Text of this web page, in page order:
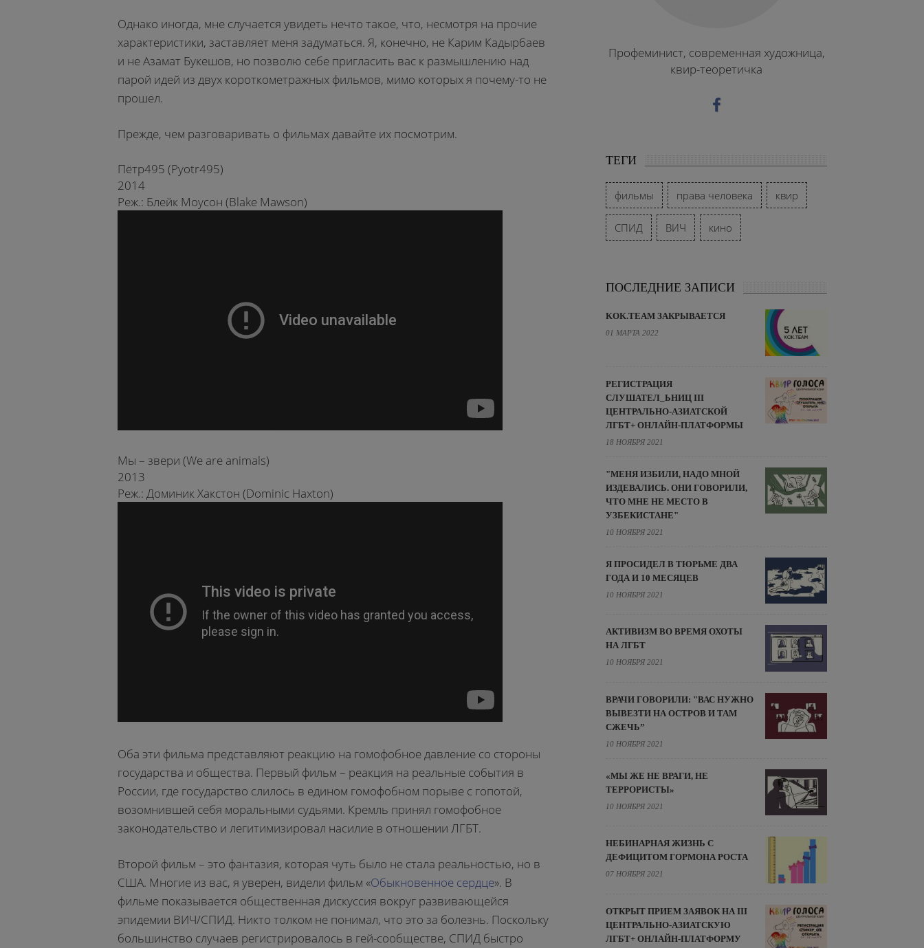
Однако иногда, мне случается увидеть нечто такое, что, несмотря на прочие
характеристики, заставляет меня задуматься. Я, конечно, не Карим Кадырбаев
и не Азамат Букешов, но позволю себе пригласить вас к размышлению над
парой идей из двух короткометражных фильмов, мимо которых я почему-то не
прошел.
Прежде, чем разговаривать о фильмах давайте их посмотрим.
Пётр495 (Pyotr495)
2014
Реж.: Блейк Моусон (Blake Mawson)
Мы – звери (We are animals)
2013
Реж.: Доминик Хакстон (Dominic Haxton)
Оба эти фильма представляют реакцию на гомофобное давление со стороны
государства и общества. Первый фильм – реакция на реальные события в
России, где государство слилось в едином гомофобном порыве с гопотой,
возомнившей себя моральными судьями. Кремль принял гомофобное
законодательство и легитимизировал насилие в отношении ЛГБТ.
Второй фильм – это фантазия, которая чуть было не стала реальностью, но в
США. Многие из вас, я уверен, видели фильм «Обыкновенное сердце». В
фильме показывается общественная дискуссия вокруг развивающейся
эпидемии ВИЧ/СПИД. Никто толком не понимал, что это за болезнь. Поскольку
большинство случаев регистрировалось в гей-сообществе, СПИД быстро
Профеминист, современная художница,
квир-теоретичка
ТЕГИ
фильмы права человека квир
СПИД ВИЧ кино
ПОСЛЕДНИЕ ЗАПИСИ
KOK.TEAM ЗАКРЫВАЕТСЯ
01 МАРТА 2022
РЕГИСТРАЦИЯ
СЛУШАТЕЛ_ЬНИЦ III
ЦЕНТРАЛЬНО-АЗИАТСКОЙ
ЛГБТ+ ОНЛАЙН-ПЛАТФОРМЫ
18 НОЯБРЯ 2021
"МЕНЯ ИЗБИЛИ, НАДО МНОЙ
ИЗДЕВАЛИСЬ. ОНИ ГОВОРИЛИ,
ЧТО МНЕ НЕ МЕСТО В
УЗБЕКИСТАНЕ"
10 НОЯБРЯ 2021
Я ПРОСИДЕЛ В ТЮРЬМЕ ДВА
ГОДА И 10 МЕСЯЦЕВ
10 НОЯБРЯ 2021
АКТИВИЗМ ВО ВРЕМЯ ОХОТЫ
НА ЛГБТ
10 НОЯБРЯ 2021
ВРАЧИ ГОВОРИЛИ: "ВАС НУЖНО
ВЫВЕЗТИ НА ОСТРОВ И ТАМ
СЖЕЧЬ”
10 НОЯБРЯ 2021
«МЫ ЖЕ НЕ ВРАГИ, НЕ
ТЕРРОРИСТЫ»
10 НОЯБРЯ 2021
НЕБИНАРНАЯ ЖИЗНЬ С
ДЕФИЦИТОМ ГОРМОНА РОСТА
07 НОЯБРЯ 2021
ОТКРЫТ ПРИЕМ ЗАЯВОК НА III
ЦЕНТРАЛЬНО-АЗИАТСКУЮ
ЛГБТ+ ОНЛАЙН-ПЛАТФОРМУ